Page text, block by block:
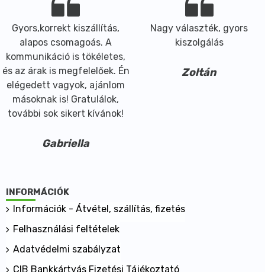
Gyors,korrekt kiszállítás,
alapos csomagoás. A
kommunikáció is tökéletes,
és az árak is megfelelőek. Én
elégedett vagyok, ajánlom
másoknak is! Gratulálok,
további sok sikert kívánok!
Gabriella
Nagy választék, gyors
kiszolgálás
Zoltán
INFORMÁCIÓK
Információk - Átvétel, szállítás, fizetés
Felhasználási feltételek
Adatvédelmi szabályzat
CIB Bankkártyás Fizetési Tájékoztató